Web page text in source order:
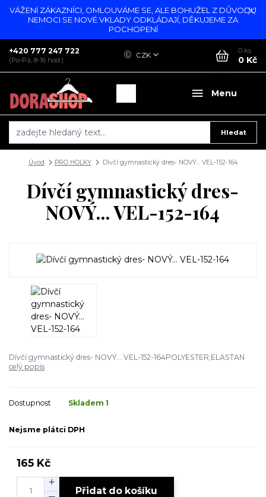
VÁŽENÍ ZÁKAZNÍCI, OMLOUVÁME SE, ALE BOHUŽEL Z DŮVODU
NEMOCI SE NOVÉ VKLADY ODKLÁDAJÍ, DĚKUJEME ZA
POCHOPENÍ
Menu
CZK
Hledat
+420 777 247 722
(Po-Pá, 8-16 hod.)
0 ks
0 Kč
Úvod PRO HOLKY Dívčí gymnastický dres- NOVÝ... VEL-152-164
Dívčí gymnastický dres-
NOVÝ... VEL-152-164
Dívčí gymnastický dres- NOVÝ... VEL-152-164POLYESTER,ELASTAN
celý popis
Dostupnost Skladem 1
Nejsme plátci DPH
165 Kč
Přidat do košíku